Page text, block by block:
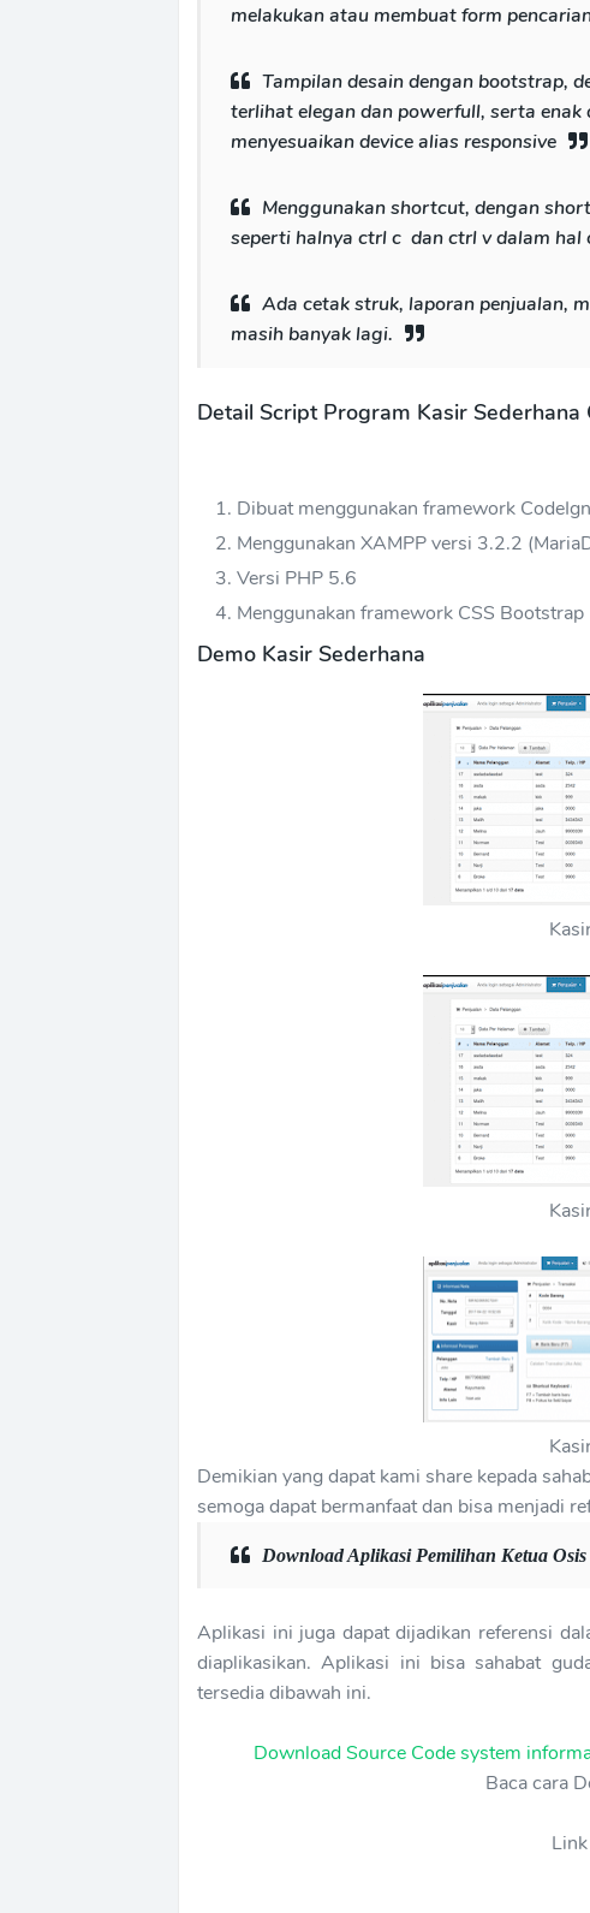
melakukan atau membuat form
Tampilan desain dengan bootstrap,
terlihat elegan dan powerfull, serta
menyesuaikan device alias responsive
Menggunakan shortcut, dengan
seperti halnya ctrl c dan ctrl v dalam hal
Ada cetak struk, laporan penjualan,
masih banyak lagi.
Detail Script Program Kasir
Dibuat menggunakan framework
Menggunakan XAMPP versi 3.2.2
Versi PHP 5.6
Menggunakan framework CSS Bootstrap
Demo Kasir Sederhana
Demikian yang dapat kami share kepada
semoga dapat bermanfaat dan bisa menjadi
Download Aplikasi Pemilihan Ketua Osis
Aplikasi ini juga dapat dijadikan referensi
diaplikasikan. Aplikasi ini bisa sahabat
tersedia dibawah ini.
Download Source Code system
Baca cara